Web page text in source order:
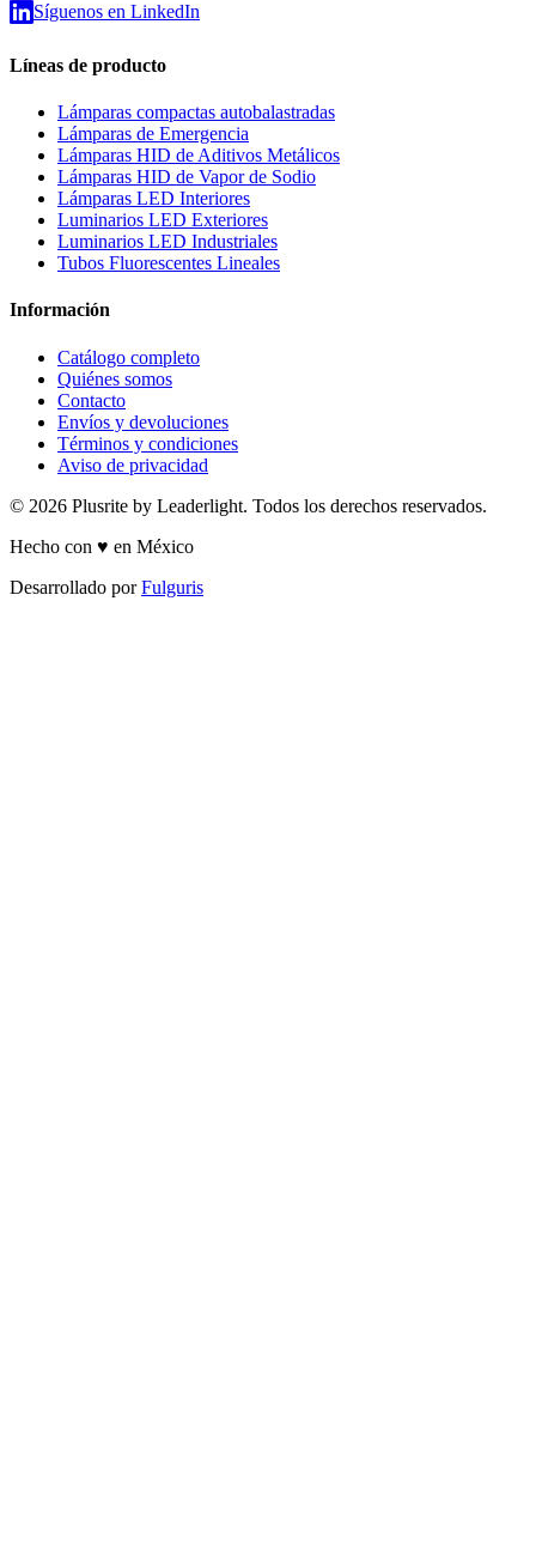
Síguenos en LinkedIn
Líneas de producto
Lámparas compactas autobalastradas
Lámparas de Emergencia
Lámparas HID de Aditivos Metálicos
Lámparas HID de Vapor de Sodio
Lámparas LED Interiores
Luminarios LED Exteriores
Luminarios LED Industriales
Tubos Fluorescentes Lineales
Información
Catálogo completo
Quiénes somos
Contacto
Envíos y devoluciones
Términos y condiciones
Aviso de privacidad
© 2026 Plusrite by Leaderlight. Todos los derechos reservados.
Hecho con ♥ en México
Desarrollado porFulguris